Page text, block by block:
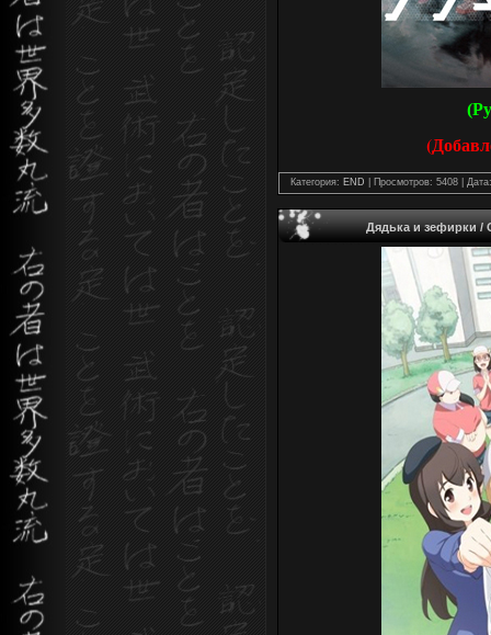
Категория: END | Просмотров: 5408 |
Дядька и зефирки /